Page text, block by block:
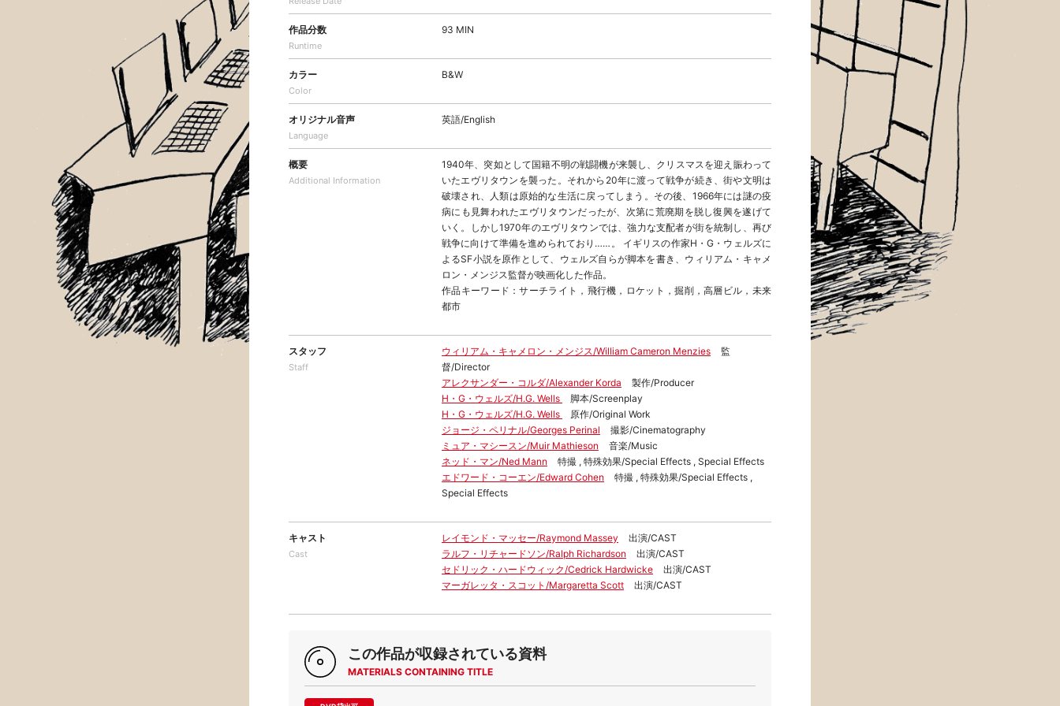
作品分数
Runtime
93 MIN
カラー
Color
B&W
オリジナル音声
Language
英語/English
概要
Additional Information
1940年、突如として国籍不明の戦闘機が来襲し、クリスマスを迎え賑わって
いたエヴリタウンを襲った。それから20年に渡って戦争が続き、街や文明は
破壊され、人類は原始的な生活に戻ってしまう。その後、1966年には謎の疫
病にも見舞われたエヴリタウンだったが、次第に荒廃期を脱し復興を遂げて
いく。しかし1970年のエヴリタウンでは、強力な支配者が街を統制し、再び
戦争に向けて準備を進められており……。 イギリスの作家H・G・ウェルズに
よるSF小説を原作として、ウェルズ自らが脚本を書き、ウィリアム・キャメ
ロン・メンジス監督が映画化した作品。
作品キーワード：サーチライト，飛行機，ロケット，掘削，高層ビル，未来
都市
スタッフ
Staff
ウィリアム・キャメロン・メンジス/William Cameron Menzies
監
督/Director
アレクサンダー・コルダ/Alexander Korda
製作/Producer
H・G・ウェルズ/H.G. Wells
脚本/Screenplay
H・G・ウェルズ/H.G. Wells
原作/Original Work
ジョージ・ペリナル/Georges Perinal
撮影/Cinematography
ミュア・マシースン/Muir Mathieson
音楽/Music
ネッド・マン/Ned Mann
特撮 , 特殊効果/Special Effects , Special Effects
エドワード・コーエン/Edward Cohen
特撮 , 特殊効果/Special Effects ,
Special Effects
キャスト
Cast
レイモンド・マッセー/Raymond Massey
出演/CAST
ラルフ・リチャードソン/Ralph Richardson
出演/CAST
セドリック・ハードウィック/Cedrick Hardwicke
出演/CAST
マーガレッタ・スコット/Margaretta Scott
出演/CAST
この作品が収録されている資料
MATERIALS CONTAINING TITLE